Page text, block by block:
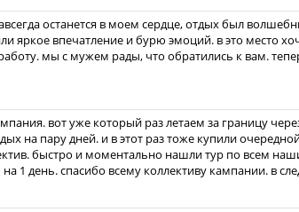
останется в моем сердце, отдых был
яркое впечатление и бурю эмоций. в это место
мы с мужем рады, что обратились к вам.
вот уже который раз летаем за границу
на пару дней. и в этот раз тоже купили
быстро и моментально нашли тур по всем
1 день. спасибо всему коллективу кампании. в